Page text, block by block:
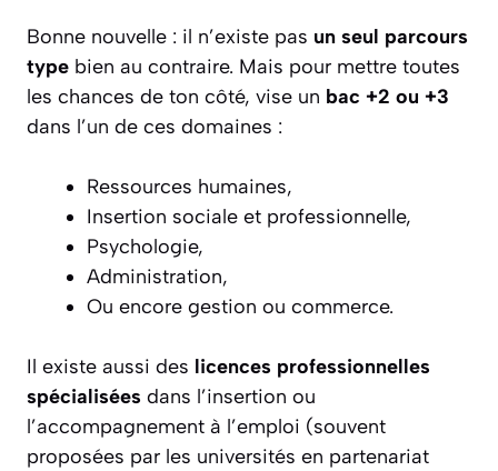
Bonne nouvelle : il n’existe pas un seul parcours
type bien au contraire. Mais pour mettre toutes
les chances de ton côté, vise un bac +2 ou +3
dans l’un de ces domaines :
Ressources humaines,
Insertion sociale et professionnelle,
Psychologie,
Administration,
Ou encore gestion ou commerce.
Il existe aussi des licences professionnelles
spécialisées dans l’insertion ou
l’accompagnement à l’emploi (souvent
proposées par les universités en partenariat